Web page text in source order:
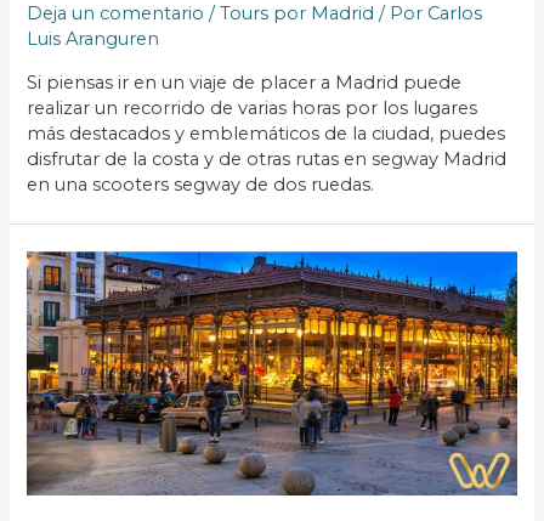
Deja un comentario /Tours por Madrid / Por Carlos
Luis Aranguren
Si piensas ir en un viaje de placer a Madrid puede
realizar un recorrido de varias horas por los lugares
más destacados y emblemáticos de la ciudad, puedes
disfrutar de la costa y de otras rutas en segway Madrid
en una scooters segway de dos ruedas.